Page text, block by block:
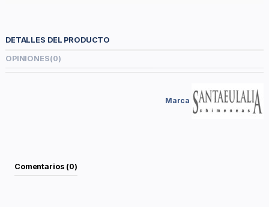
DETALLES DEL PRODUCTO
OPINIONES(0)
Marca
Comentarios (0)